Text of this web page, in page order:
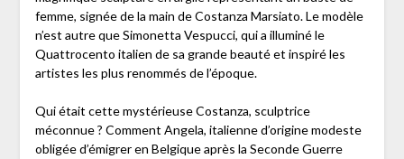
femme, signée de la main de Costanza Marsiato. Le modèle
n’est autre que Simonetta Vespucci, qui a illuminé le
Quattrocento italien de sa grande beauté et inspiré les
artistes les plus renommés de l’époque.
Qui était cette mystérieuse Costanza, sculptrice
méconnue ? Comment Angela, italienne d’origine modeste
obligée d’émigrer en Belgique après la Seconde Guerre